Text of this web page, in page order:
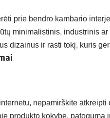
prie bendro kambario
minimalistinis, industrinis
dizainus ir rasti tokį, kuris
nepamirškite
produkto kokybę,